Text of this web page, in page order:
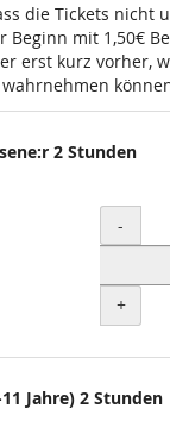
die Tickets nicht
Beginn mit 1,50€
erst kurz vorher,
2 Stunden
Menge
-
+
Jahre) 2 Stunden